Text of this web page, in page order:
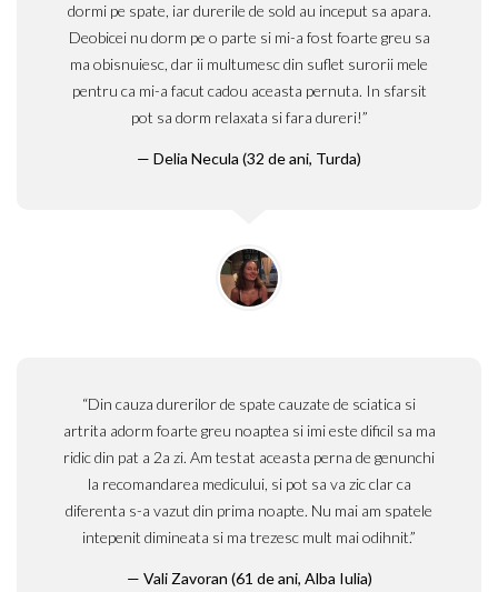
dormi pe spate, iar durerile de sold au inceput sa apara.
Deobicei nu dorm pe o parte si mi-a fost foarte greu sa
ma obisnuiesc, dar ii multumesc din suflet surorii mele
pentru ca mi-a facut cadou aceasta pernuta. In sfarsit
pot sa dorm relaxata si fara dureri!”
Delia Necula (32 de ani, Turda)
“Din cauza durerilor de spate cauzate de sciatica si
artrita adorm foarte greu noaptea si imi este dificil sa ma
ridic din pat a 2a zi. Am testat aceasta perna de genunchi
la recomandarea medicului, si pot sa va zic clar ca
diferenta s-a vazut din prima noapte. Nu mai am spatele
intepenit dimineata si ma trezesc mult mai odihnit.”
Vali Zavoran (61 de ani, Alba Iulia)